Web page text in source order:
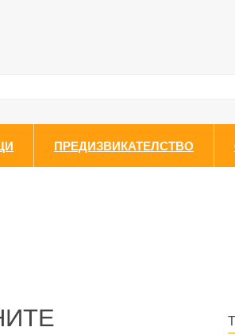
ПРЕДИЗВИКАТЕЛСТВО